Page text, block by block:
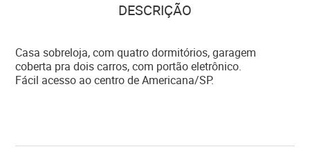
DESCRIÇÃO
Casa sobreloja, com quatro dormitórios, garagem
coberta pra dois carros, com portão eletrônico.
Fácil acesso ao centro de Americana/SP.